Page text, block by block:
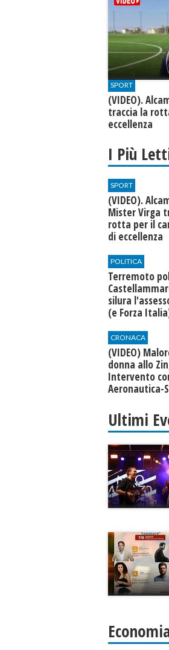
SPORT
(VIDEO).
traccia la
eccellenza
I Più
SPORT
(VIDEO).
Mister Virga
rotta per il
di eccellenza
POLITICA
Terremoto
silura
(e Forza
CRONACA
(VIDEO)
donna allo
Intervento
Aeronautica-
Ultimi